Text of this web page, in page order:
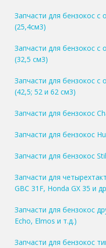
Запчасти для бензокос
(25,4см3)
Запчасти для бензокос
(32,5 см3)
Запчасти для бензокос
(42,5; 52 и 62 см3)
Запчасти для бензокос
Запчасти для бензокос
Запчасти для бензокос
Запчасти для
GBC 31F, Honda GX 35 и
Запчасти для бензокос
Echo, Elmos и т.д.)
Запчасти для бензокос